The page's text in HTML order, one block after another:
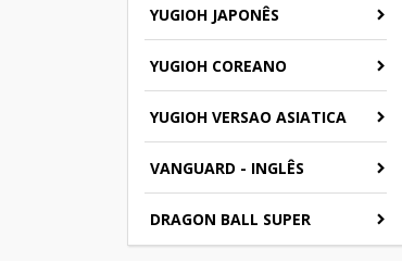
YUGIOH JAPONÊS
YUGIOH COREANO
YUGIOH VERSAO ASIATICA
VANGUARD - INGLÊS
DRAGON BALL SUPER